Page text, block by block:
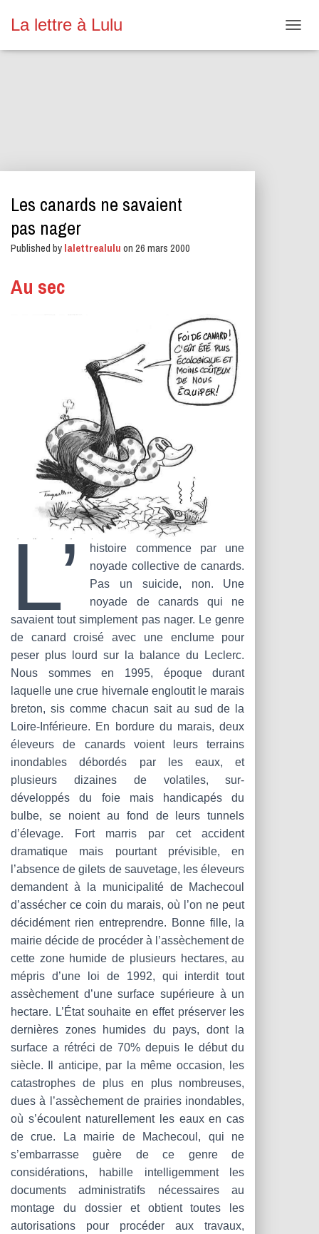
La lettre à Lulu
U
Les canards ne savaient
pas nager
Published bylalettrealuluon26 mars 2000
Au sec
L’
histoire commence par une
noyade collective de canards.
Pas un suicide, non. Une
noyade de canards qui ne
savaient tout simplement pas nager. Le genre
de canard croisé avec une enclume pour
peser plus lourd sur la balance du Leclerc.
Nous sommes en 1995, époque durant
laquelle une crue hivernale engloutit le marais
breton, sis comme chacun sait au sud de la
Loire-Inférieure. En bordure du marais, deux
éleveurs de canards voient leurs terrains
inondables débordés par les eaux, et
plusieurs dizaines de volatiles, sur-
développés du foie mais handicapés du
bulbe, se noient au fond de leurs tunnels
d’élevage. Fort marris par cet accident
dramatique mais pourtant prévisible, en
l’absence de gilets de sauvetage, les éleveurs
demandent à la municipalité de Machecoul
d’assécher ce coin du marais, où l’on ne peut
décidément rien entreprendre. Bonne fille, la
mairie décide de procéder à l’assèchement de
cette zone humide de plusieurs hectares, au
mépris d’une loi de 1992, qui interdit tout
assèchement d’une surface supérieure à un
hectare. L’État souhaite en effet préserver les
dernières zones humides du pays, dont la
surface a rétréci de 70% depuis le début du
siècle. Il anticipe, par la même occasion, les
catastrophes de plus en plus nombreuses,
dues à l’assèchement de prairies inondables,
où s’écoulent naturellement les eaux en cas
de crue. La mairie de Machecoul, qui ne
s’embarrasse guère de ce genre de
considérations, habille intelligemment les
documents administratifs nécessaires au
montage du dossier et obtient toutes les
autorisations pour procéder aux travaux,